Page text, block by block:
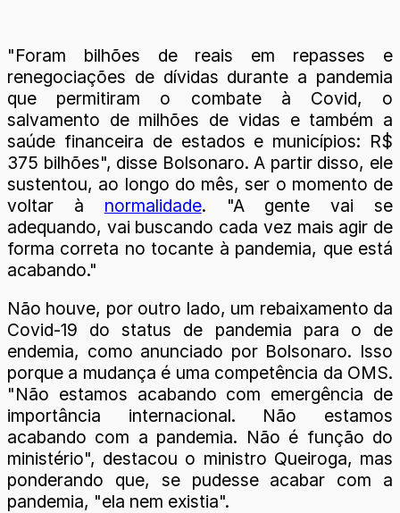
"Foram bilhões de reais em repasses e
renegociações de dívidas durante a pandemia
que permitiram o combate à Covid, o
salvamento de milhões de vidas e também a
saúde financeira de estados e municípios: R$
375 bilhões", disse Bolsonaro. A partir disso, ele
sustentou, ao longo do mês, ser o momento de
voltar à normalidade. "A gente vai se
adequando, vai buscando cada vez mais agir de
forma correta no tocante à pandemia, que está
acabando."
Não houve, por outro lado, um rebaixamento da
Covid-19 do status de pandemia para o de
endemia, como anunciado por Bolsonaro. Isso
porque a mudança é uma competência da OMS.
"Não estamos acabando com emergência de
importância internacional. Não estamos
acabando com a pandemia. Não é função do
ministério", destacou o ministro Queiroga, mas
ponderando que, se pudesse acabar com a
pandemia, "ela nem existia".